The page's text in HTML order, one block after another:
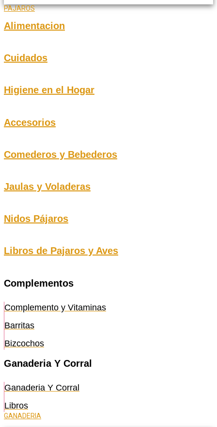
PAJAROS
Alimentacion
Cuidados
Higiene en el Hogar
Accesorios
Comederos y Bebederos
Jaulas y Voladeras
Nidos Pájaros
Libros de Pajaros y Aves
Complementos
Complemento y Vitaminas
Barritas
Bizcochos
Ganaderia Y Corral
Ganaderia Y Corral
Libros
GANADERIA